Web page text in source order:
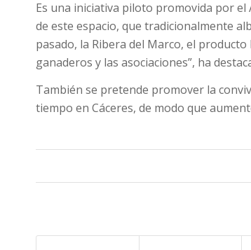
Es una iniciativa piloto promovida por
de este espacio, que tradicionalmente
pasado, la Ribera del Marco, el
ganaderos y las asociaciones”, ha
También se pretende promover la
tiempo en Cáceres, de modo que